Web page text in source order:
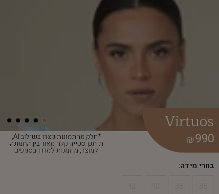
*חלק מהתמונות נוצרו בשילוב AI,
תיתכן סטייה קלה מאוד בין התמונה
למוצר, מוזמנות למדוד בסניפים
Virtuos
990
₪
בחרי מידה: